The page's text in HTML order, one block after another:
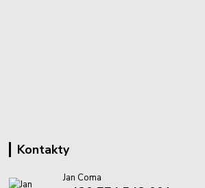
Kontakty
Jan Coma